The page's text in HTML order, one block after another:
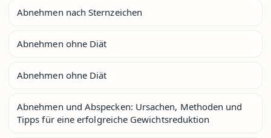
Abnehmen nach Sternzeichen
Abnehmen ohne Diät
Abnehmen ohne Diät
Abnehmen und Abspecken: Ursachen, Methoden und
Tipps für eine erfolgreiche Gewichtsreduktion